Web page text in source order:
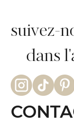
suivez-
dans